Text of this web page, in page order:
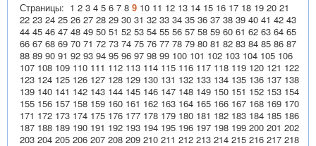
Страницы: 1 2 3 4 5 6 7 8 9 10 11 12 13 14 15 16 17 18 19 20 21
22 23 24 25 26 27 28 29 30 31 32 33 34 35 36 37 38 39 40 41 42 43
44 45 46 47 48 49 50 51 52 53 54 55 56 57 58 59 60 61 62 63 64 65
66 67 68 69 70 71 72 73 74 75 76 77 78 79 80 81 82 83 84 85 86 87
88 89 90 91 92 93 94 95 96 97 98 99 100 101 102 103 104 105 106
107 108 109 110 111 112 113 114 115 116 117 118 119 120 121 122
123 124 125 126 127 128 129 130 131 132 133 134 135 136 137 138
139 140 141 142 143 144 145 146 147 148 149 150 151 152 153 154
155 156 157 158 159 160 161 162 163 164 165 166 167 168 169 170
171 172 173 174 175 176 177 178 179 180 181 182 183 184 185 186
187 188 189 190 191 192 193 194 195 196 197 198 199 200 201 202
203 204 205 206 207 208 209 210 211 212 213 214 215 216 217 218